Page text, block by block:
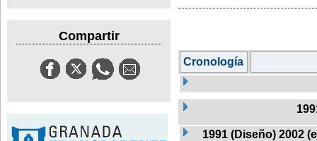
Compartir
Cronología
1991 (Diseño) 2002